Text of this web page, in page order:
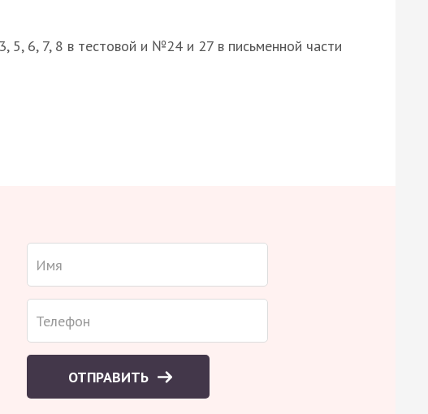
6, 7, 8 в тестовой и №24 и 27 в письменной части
ОТПРАВИТЬ